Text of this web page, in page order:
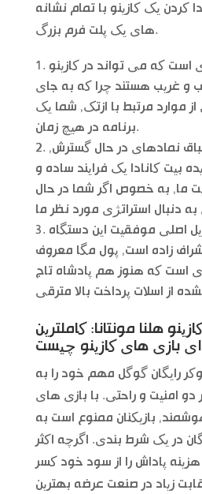
کردن یک کازینو با تمام نشانه
های یک پلت فرم بزرگ.
است که می تواند در کازینو
و غریب هستند چرا که به جای
از موارد مرتبط با ازتک, شما یک
برنامه در هیچ زمان.
نمادهای در حال گسترش,
بیت کانادا یک فرایند ساده و
ما, به خصوص اگر شما در حال
اصلی موفقیت این دستگاه
زاده است, پول مگا معروف
است که هنوز هم پادشاه تاج
هلنا مونتانا: کاملترین
بازی های کازینو چیست
رایگان گوگل مهم خود را به
دو امنیت و راحتی. با بازی های
بازیکنان ممنوع است به
رایگان در یک شرط بندی. اگرچه اکثر
هزینه پاداش را از سود خود کسر
زیاد در صنعت عرضه بهترین